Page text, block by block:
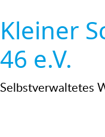
Kleiner
46 e.V.
Selbstverwaltetes